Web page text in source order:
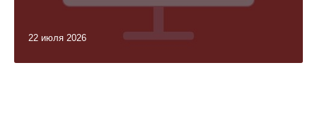
22 июля 2026